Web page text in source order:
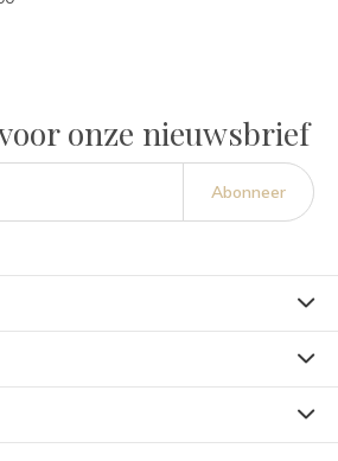
onze nieuwsbrief
Abonneer